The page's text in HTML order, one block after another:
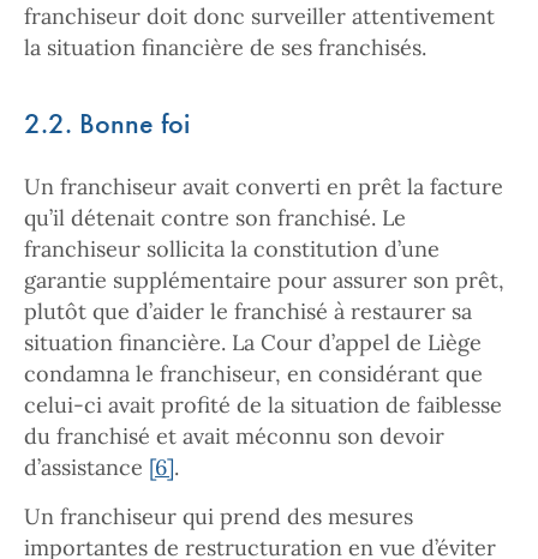
franchiseur doit donc surveiller attentivement
la situation financière de ses franchisés.
2.2. Bonne foi
Un franchiseur avait converti en prêt la facture
qu’il détenait contre son franchisé. Le
franchiseur sollicita la constitution d’une
garantie supplémentaire pour assurer son prêt,
plutôt que d’aider le franchisé à restaurer sa
situation financière. La Cour d’appel de Liège
condamna le franchiseur, en considérant que
celui-ci avait profité de la situation de faiblesse
du franchisé et avait méconnu son devoir
d’assistance [6].
Un franchiseur qui prend des mesures
importantes de restructuration en vue d’éviter